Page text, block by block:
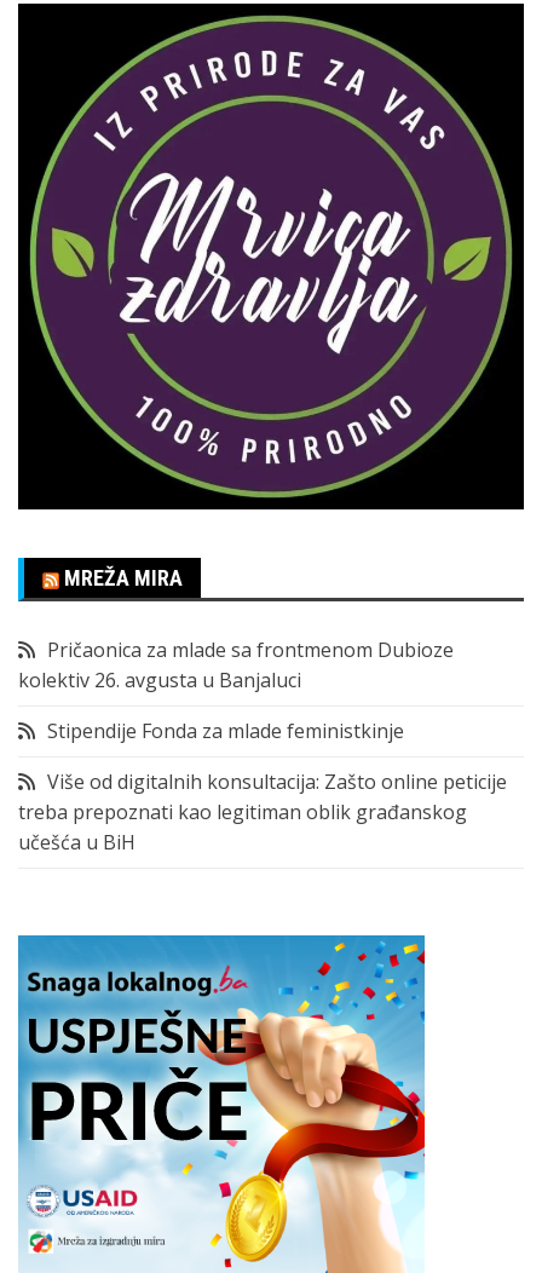
MREŽA MIRA
Pričaonica za mlade sa frontmenom Dubioze
kolektiv 26. avgusta u Banjaluci
Stipendije Fonda za mlade feministkinje
Više od digitalnih konsultacija: Zašto online peticije
treba prepoznati kao legitiman oblik građanskog
učešća u BiH